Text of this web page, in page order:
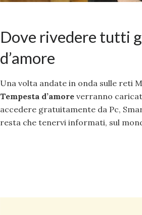
Dove rivedere tutti
d’amore
Una volta andate in onda sulle reti
Tempesta d’amore verranno
accedere gratuitamente da Pc,
resta che tenervi informati, sul